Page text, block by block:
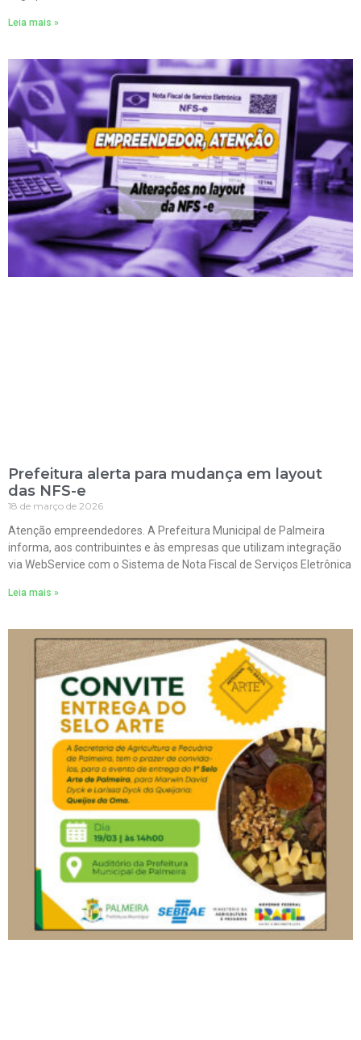
Leia mais »
Prefeitura alerta para mudança em layout
das NFS-e
18 de março de 2026
Atenção empreendedores. A Prefeitura Municipal de Palmeira
informa, aos contribuintes e às empresas que utilizam integração
via WebService com o Sistema de Nota Fiscal de Serviços Eletrônica
Leia mais »